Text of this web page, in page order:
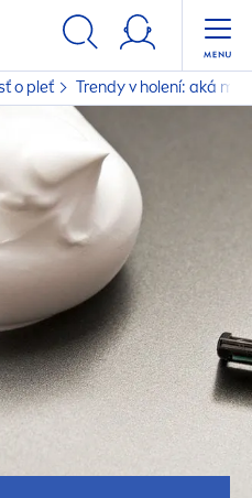
o pleť Trendy v holení: aká